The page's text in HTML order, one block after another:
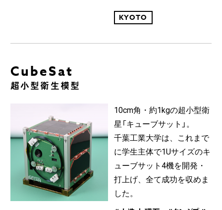
KYOTO
CubeSat
超小型衛生模型
10cm角・約1kgの超小型衛
星「キューブサット」。
千葉工業大学は、これまで
に学生主体で1Uサイズのキ
ューブサット4機を開発・
打上げ、全て成功を収めま
した。